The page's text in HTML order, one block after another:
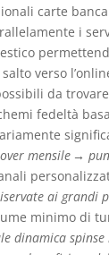
carte
i
verso
da
fedeltà
mensile →
ai
minimo di
dinamica